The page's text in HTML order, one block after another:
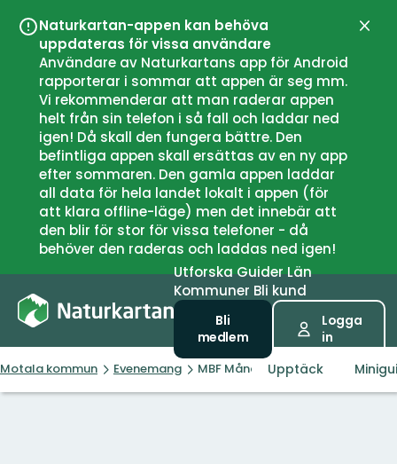
Naturkartan-appen kan behöva
uppdateras för vissa användare
Användare av Naturkartans app för Android
rapporterar i sommar att appen är seg mm.
Vi rekommenderar att man raderar appen
helt från sin telefon i så fall och laddar ned
igen! Då skall den fungera bättre. Den
befintliga appen skall ersättas av en ny app
efter sommaren. Den gamla appen laddar
all data för hela landet lokalt i appen (för
att klara offline-läge) men det innebär att
den blir för stor för vissa telefoner - då
behöver den raderas och laddas ned igen!
UtforskaGuiderLän
Kommuner Bli kund
Bli
medlem
Logga
in
Motala kommun Evenemang MBF Månadsmöte - Ängshökar
Upptäck